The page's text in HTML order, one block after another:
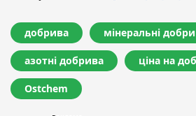
добрива мінеральні
азотні добрива ціна на
Ostchem